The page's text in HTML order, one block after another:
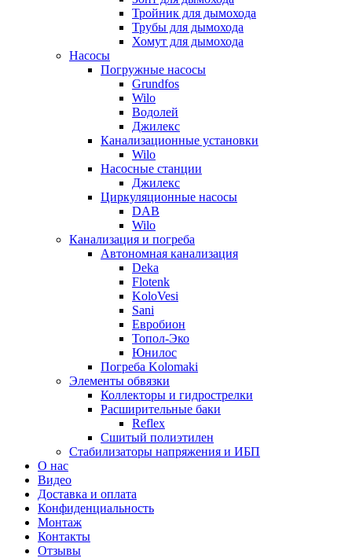
Тройник для дымохода
Трубы для дымохода
Хомут для дымохода
Насосы
Погружные насосы
Grundfos
Wilo
Водолей
Джилекс
Канализационные установки
Wilo
Насосные станции
Джилекс
Циркуляционные насосы
DAB
Wilo
Канализация и погреба
Автономная канализация
Deka
Flotenk
KoloVesi
Sani
Евробион
Топол-Эко
Юнилос
Погреба Kolomaki
Элементы обвязки
Коллекторы и гидрострелки
Расширительные баки
Reflex
Сшитый полиэтилен
Стабилизаторы напряжения и ИБП
О нас
Видео
Доставка и оплата
Конфиденциальность
Монтаж
Контакты
Отзывы